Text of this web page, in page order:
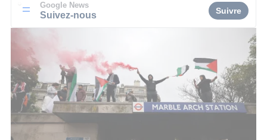
Google News
Suivez-nous Suivre